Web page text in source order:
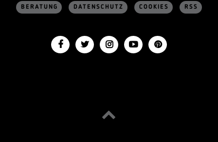
BERATUNG DATENSCHUTZ COOKIES RSS